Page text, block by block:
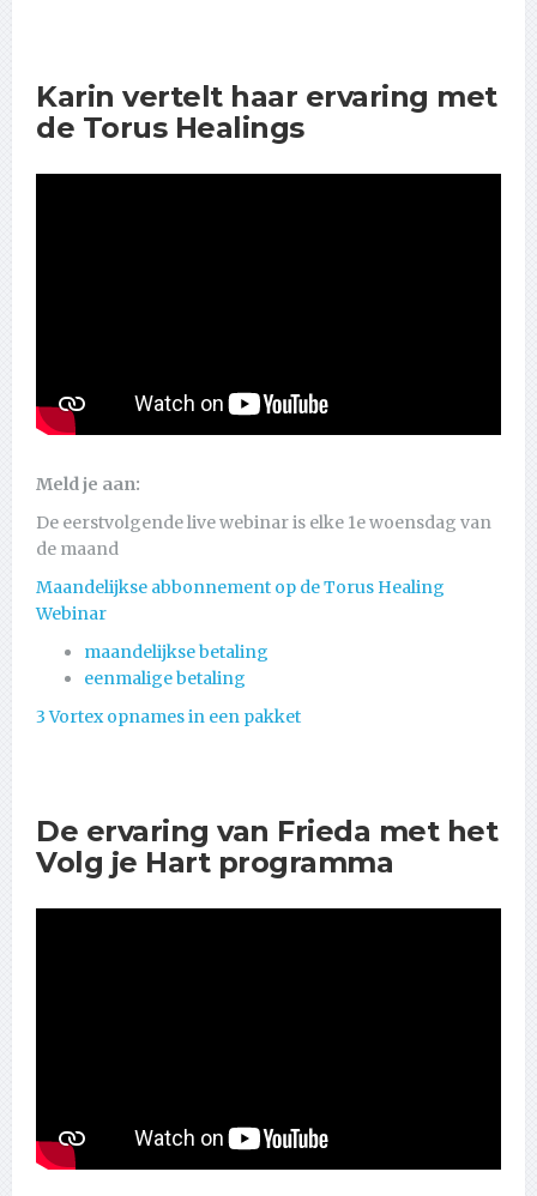
Karin vertelt haar ervaring met
de Torus Healings
Meld je aan:
De eerstvolgende live webinar is elke 1e woensdag van
de maand
Maandelijkse abbonnement op de Torus Healing
Webinar
maandelijkse betaling
eenmalige betaling
3 Vortex opnames in een pakket
De ervaring van Frieda met het
Volg je Hart programma